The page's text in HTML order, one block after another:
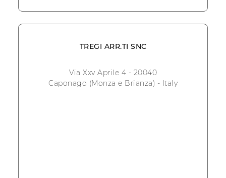
TREGI ARR.TI SNC
Via Xxv Aprile 4 - 20040
Caponago (Monza e Brianza) - Italy